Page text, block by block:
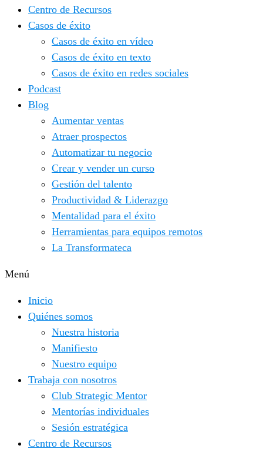
Centro de Recursos
Casos de éxito
Casos de éxito en vídeo
Casos de éxito en texto
Casos de éxito en redes sociales
Podcast
Blog
Aumentar ventas
Atraer prospectos
Automatizar tu negocio
Crear y vender un curso
Gestión del talento
Productividad & Liderazgo
Mentalidad para el éxito
Herramientas para equipos remotos
La Transformateca
Menú
Inicio
Quiénes somos
Nuestra historia
Manifiesto
Nuestro equipo
Trabaja con nosotros
Club Strategic Mentor
Mentorías individuales
Sesión estratégica
Centro de Recursos